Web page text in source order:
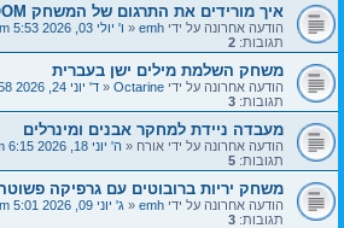
איך מורידים את התרגום של המשחק LOOM האורגים?
הודעה אחרונה על ידי emh
«ו' יולי 03, 2026 5:53 pm
תגובות: 2
משחק השלמת מילים ישן בעברית
הודעה אחרונה על ידי Octarine
«ד' יוני 24, 2026 11:58 am
תגובות: 3
מעבדה ניידת למחקר אבנים ומינרלים
הודעה אחרונה על ידי אורח«ה' יוני 18, 2026 6:15 pm
תגובות: 5
משחק יריות ברובוטים עם גרפיקה פשוטה
הודעה אחרונה על ידי emh
«ג' יוני 09, 2026 5:01 pm
תגובות: 3